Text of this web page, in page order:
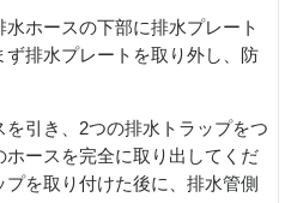
ホースの下部に排水プレート
排水プレートを取り外し、防
引き、2つの排水トラップをつ
ースを完全に取り出してくだ
を取り付けた後に、排水管側